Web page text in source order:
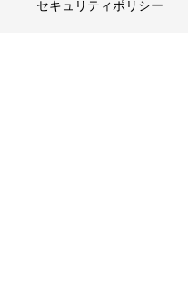
セキュリティポリシー